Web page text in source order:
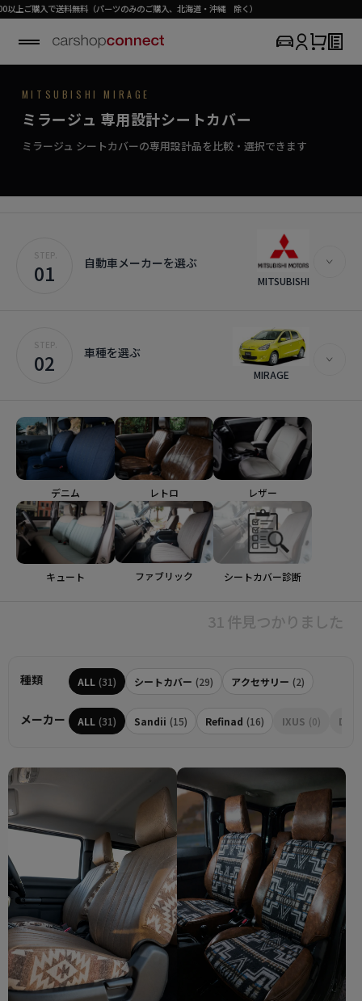
料（パーツのみのご購入、北海道・沖縄 除く）
MITSUBISHI / MIRAGE
SEAT COVER COLLECTION
MIRAGE
専用シートカバー
気軽に、でもこだわりの一枚を。
初めての方はこちら›
MITSUBISHI MIRAGE
ミラージュ 専用設計シートカバー
ミラージュ シートカバーの専用設計品を比較・選択できます
STEP.
01 自動車メーカーを選ぶ
MITSUBISHI
STEP.
02 車種を選ぶ
MIRAGE
デニム レトロ レザー
キュート ファブリック シートカバー診断
31 件見つかりました
種類 ALL (31) シートカバー (29) アクセサリー (2)
メーカー ALL (31) Sandii (15) Refinad (16) IXUS (0)